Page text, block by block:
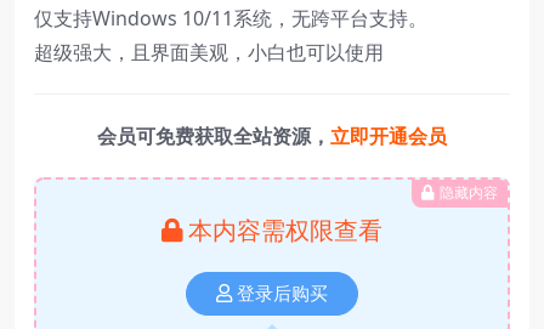
仅支持Windows 10/11系统，无跨平台支持。
超级强大，且界面美观，小白也可以使用
会员可免费获取全站资源， 立即开通会员
隐藏内容
本内容需权限查看
登录后购买